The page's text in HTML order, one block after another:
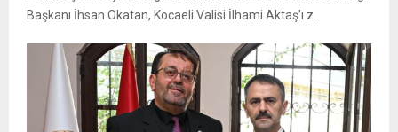
Başkanı İhsan Okatan, Kocaeli Valisi İlhami Aktaş’ı z..